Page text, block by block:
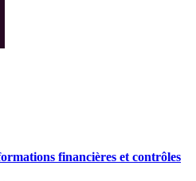
financières et contrôles